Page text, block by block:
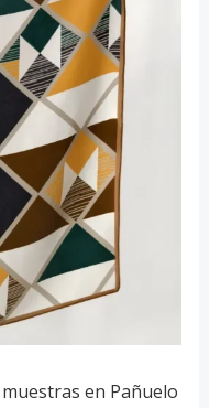
en Pañuelo